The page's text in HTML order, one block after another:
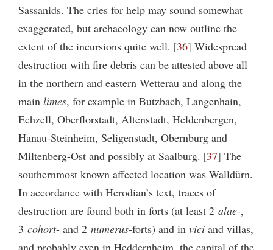
Sassanids. The cries for help may sound somewhat
exaggerated, but archaeology can now outline the
extent of the incursions quite well. 36 Widespread
destruction with fire debris can be attested above all
in the northern and eastern Wetterau and along the
main limes, for example in Butzbach, Langenhain,
Echzell, Oberflorstadt, Altenstadt, Heldenbergen,
Hanau-Steinheim, Seligenstadt, Obernburg and
Miltenberg-Ost and possibly at Saalburg. 37 The
southernmost known affected location was Walldürn.
In accordance with Herodian’s text, traces of
destruction are found both in forts (at least 2 alae-,
3 cohort- and 2 numerus-forts) and in vici and villas,
and probably even in Heddernheim, the capital of the